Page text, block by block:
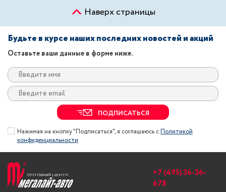
Наверх страницы
Будьте в курсе наших последних новостей и акций
Оставьте ваши данные в форме ниже.
ПОДПИСАТЬСЯ
Нажимая на кнопку "Подписаться", я соглашаюсь сПолитикой
конфиденциальности
+7 (495) 36-36-
678